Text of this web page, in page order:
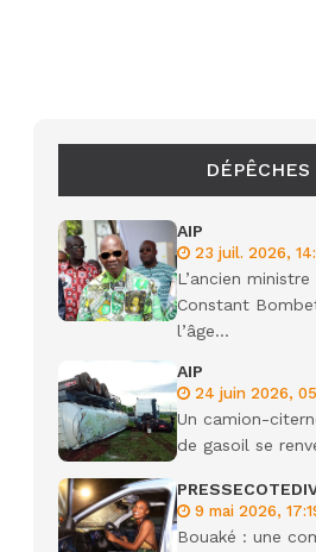
DÉPÊCHES
AIP
23 juil. 2026,
L’ancien
Constant
l’âge...
AIP
24 juin 2026,
Un camion-
de gasoil se
9 mai 2026,
Bouaké : une